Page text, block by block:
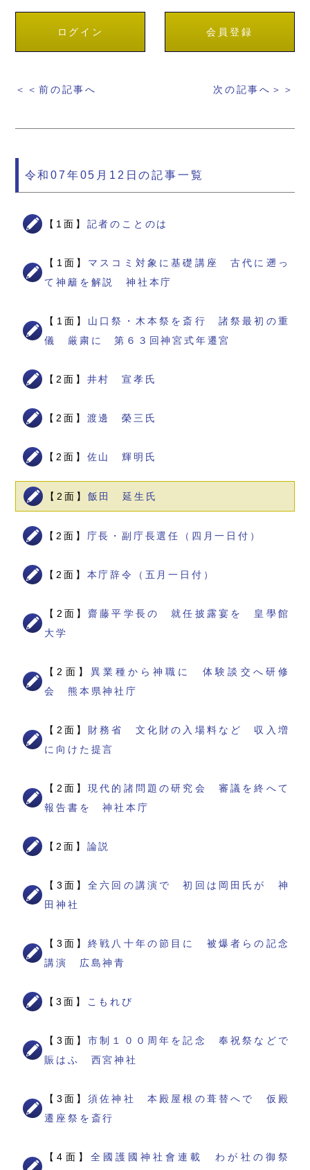
ログイン 会員登録
＜＜前の記事へ 次の記事へ＞＞
令和07年05月12日の記事一覧
【1面】 記者のことのは
【1面】 マスコミ対象に基礎講座 古代に遡っ
て神籬を解説 神社本庁
【1面】 山口祭・木本祭を斎行 諸祭最初の重
儀 厳粛に 第６３回神宮式年遷宮
【2面】 井村 宣孝氏
【2面】 渡邊 榮三氏
【2面】 佐山 輝明氏
【2面】 飯田 延生氏
【2面】 庁長・副庁長選任（四月一日付）
【2面】 本庁辞令（五月一日付）
【2面】齋藤平学長の 就任披露宴を 皇學館
大学
【2面】 異業種から神職に 体験談交へ研修
会 熊本県神社庁
【2面】 財務省 文化財の入場料など 収入増
に向けた提言
【2面】現代的諸問題の研究会 審議を終へて
報告書を 神社本庁
【2面】 論説
【3面】全六回の講演で 初回は岡田氏が 神
田神社
【3面】終戦八十年の節目に 被爆者らの記念
講演 広島神青
【3面】 こもれび
【3面】市制１００周年を記念 奉祝祭などで
賑はふ 西宮神社
【3面】須佐神社 本殿屋根の葺替へで 仮殿
遷座祭を斎行
【4面】 全國護國神社會連載 わが社の御祭